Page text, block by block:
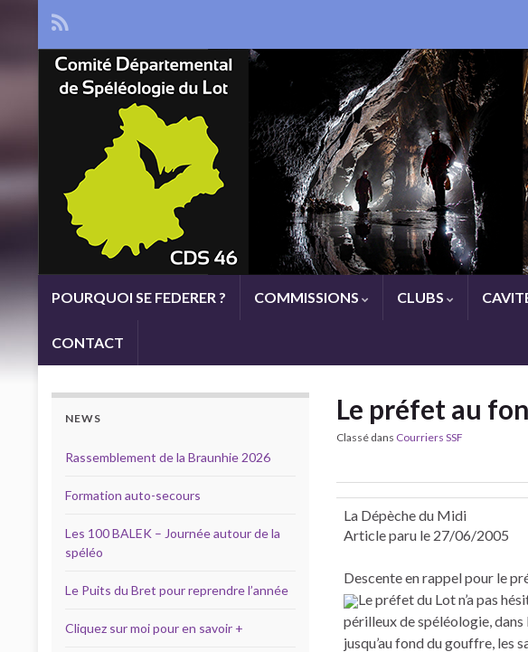
POURQUOI SE FEDERER ? COMMISSIONS CLUBS
CONTACT
Le préfet au
Classé dans Courriers SSF
La Dépèche du Midi
Article paru le 27/06/2005
Descente en rappel pour le
Le préfet du Lot n’a pas
périlleux de spéléologie,
jusqu’au fond du gouffre, les
NEWS
Rassemblement de la Braunhie 2026
Formation auto-secours
Les 100 BALEK – Journée autour de la
spéléo
Le Puits du Bret pour reprendre l’année
Cliquez sur moi pour en savoir +